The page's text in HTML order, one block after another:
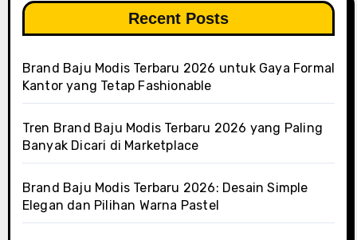
Recent Posts
Brand Baju Modis Terbaru 2026 untuk Gaya Formal
Kantor yang Tetap Fashionable
Tren Brand Baju Modis Terbaru 2026 yang Paling
Banyak Dicari di Marketplace
Brand Baju Modis Terbaru 2026: Desain Simple
Elegan dan Pilihan Warna Pastel